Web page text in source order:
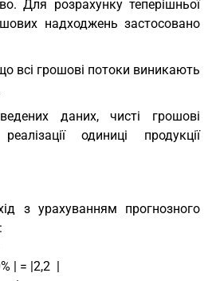
Для розрахунку теперішньої
надходжень застосовано
всі грошові потоки виникають
даних, чисті грошові
одиниці продукції
з урахуванням прогнозного
| = |2,2  |